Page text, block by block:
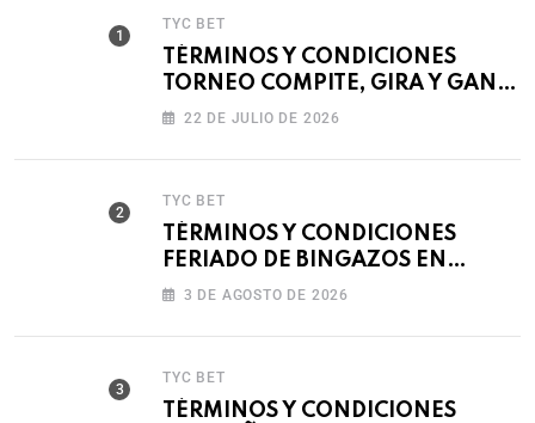
TYC BET
TÉRMINOS Y CONDICIONES
TORNEO COMPITE, GIRA Y GANA
🎰 22 DE JULIO DE 2026
TYC BET
TÉRMINOS Y CONDICIONES
FERIADO DE BINGAZOS EN
BET593
3 DE AGOSTO DE 2026
TYC BET
TÉRMINOS Y CONDICIONES